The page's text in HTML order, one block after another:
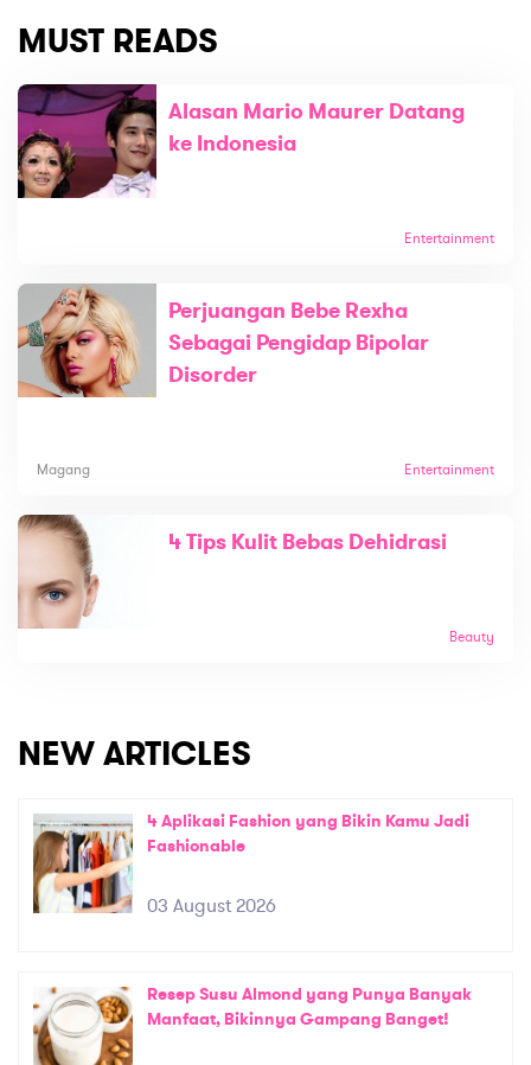
MUST READS
Alasan Mario Maurer Datang
ke Indonesia
Entertainment
Perjuangan Bebe Rexha
Sebagai Pengidap Bipolar
Disorder
Magang Entertainment
4 Tips Kulit Bebas Dehidrasi
Beauty
NEW ARTICLES
4 Aplikasi Fashion yang Bikin Kamu Jadi
Fashionable
03 August 2026
Resep Susu Almond yang Punya Banyak
Manfaat, Bikinnya Gampang Banget!